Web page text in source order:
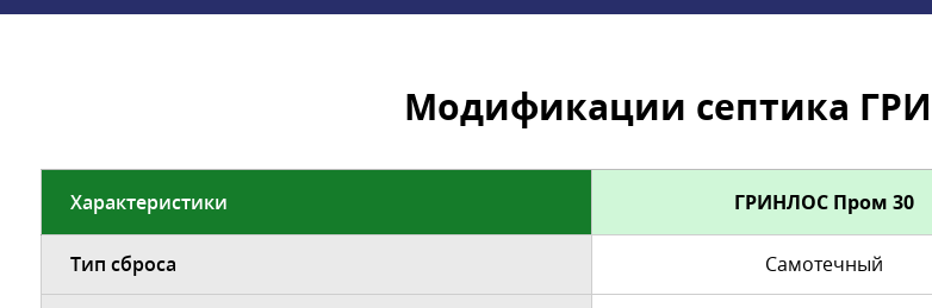
Модификации септика
Характеристики ГРИНЛОС Пром 30
Тип сброса Самотечный